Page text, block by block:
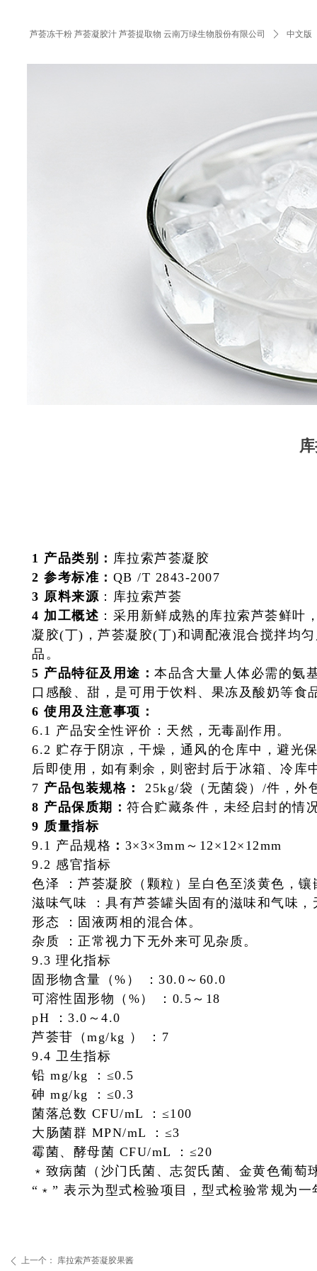
芦荟冻干粉 芦荟凝胶汁 芦荟提取物 云南万绿生物股份有限公司 ꄲ 中文版
ꄴ 上一个： 库拉索芦荟凝胶果酱
1 产品类别： 库拉索芦荟凝胶
2 参考标准： QB /T 2843-2007
3 原料来源 ：库拉索芦荟
4 加工概述 ：采用新鲜成熟的库拉索芦荟鲜叶
凝胶(丁)，芦荟凝胶(丁)和调配液混合搅拌均
品。
5 产品特征及用途： 本品含大量人体必需的氨
口感酸、甜，是可用于饮料、果冻及酸奶等食
6 使用及注意事项：
6.1 产品安全性评价：天然，无毒副作用。
6.2 贮存于阴凉，干燥，通风的仓库中，避光
后即使用，如有剩余，则密封后于冰箱、冷库
7 产品包装规格： 25kg/袋（无菌袋）/件，外
8 产品保质期： 符合贮藏条件，未经启封的情
9 质量指标
9.1 产品规格 ： 3×3×3mm～12×12×12mm
9.2 感官指标
色泽 ： 芦荟凝胶（颗粒）呈白色至淡黄色，镶
滋味气味 ： 具有芦荟罐头固有的滋味和气味，
形态 ： 固液两相的混合体。
杂质 ： 正常视力下无外来可见杂质。
9.3 理化指标
固形物含量（%） ： 30.0～60.0
可溶性固形物（%） ： 0.5～18
pH ： 3.0～4.0
芦荟苷（mg/kg ） ： 7
9.4 卫生指标
铅 mg/kg ： ≤0.5
砷 mg/kg ： ≤0.3
菌落总数 CFU/mL ： ≤100
大肠菌群 MPN/mL ： ≤3
霉菌、酵母菌 CFU/mL ： ≤20
﹡致病菌（沙门氏菌、志贺氏菌、金黄色葡萄
“﹡” 表示为型式检验项目，型式检验常规为一